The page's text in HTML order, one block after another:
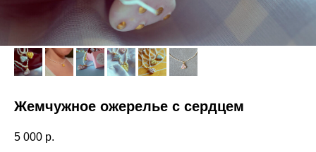
Жемчужное ожерелье с сердцем
5 000 р.